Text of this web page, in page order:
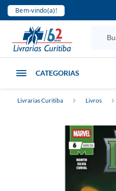
Bem-vindo(a)!
CATEGORIAS
Livrarias Curitiba Livros